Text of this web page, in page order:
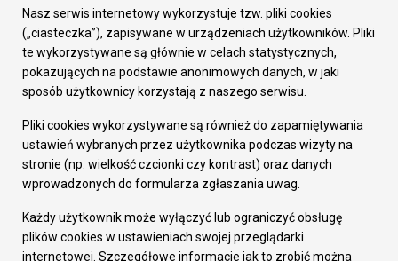
Załatw sprawę
Prezydent Miasta
Rada Miasta
Wydziały
Elektroniczna Skrzynka Podawcza
Gospodarka
Fundusze europejskie
Środki krajowe
Oferty inwestycyjne
Pozostałe
Deklaracja dostępności
Nasz serwis internetowy wykorzystuje tzw. pliki cookies
(„ciasteczka”), zapisywane w urządzeniach użytkowników. Pliki
te wykorzystywane są głównie w celach statystycznych,
pokazujących na podstawie anonimowych danych, w jaki
sposób użytkownicy korzystają z naszego serwisu.
Pliki cookies wykorzystywane są również do zapamiętywania
ustawień wybranych przez użytkownika podczas wizyty na
stronie (np. wielkość czcionki czy kontrast) oraz danych
wprowadzonych do formularza zgłaszania uwag.
Każdy użytkownik może wyłączyć lub ograniczyć obsługę
plików cookies w ustawieniach swojej przeglądarki
internetowej. Szczegółowe informacje jak to zrobić można